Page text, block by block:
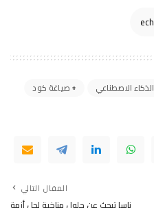
الذكاء الاصطناعي
صياغة كود
المقال التالي